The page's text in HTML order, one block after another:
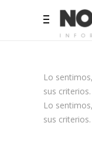
Lo
sus criterios.
Lo
sus criterios.